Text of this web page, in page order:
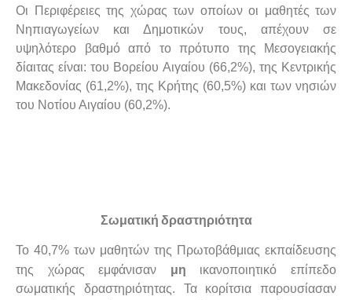
Οι Περιφέρειες της χώρας των οποίων οι μαθητές των
Νηπιαγωγείων και Δημοτικών τους, απέχουν σε
υψηλότερο βαθμό από το πρότυπο της Μεσογειακής
δίαιτας είναι: του Βορείου Αιγαίου (66,2%), της Κεντρικής
Μακεδονίας (61,2%), της Κρήτης (60,5%) και των νησιών
του Νοτίου Αιγαίου (60,2%).
Σωματική δραστηριότητα
Το 40,7% των μαθητών της Πρωτοβάθμιας εκπαίδευσης
της χώρας εμφάνισαν μη ικανοποιητικό επίπεδο
σωματικής δραστηριότητας. Τα κορίτσια παρουσίασαν